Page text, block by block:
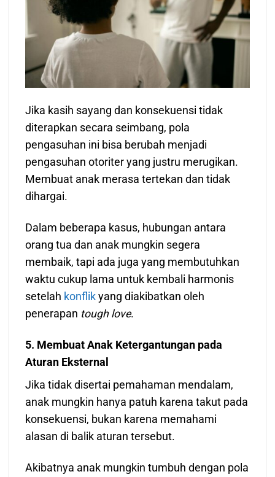
Jika kasih sayang dan konsekuensi tidak
diterapkan secara seimbang, pola
pengasuhan ini bisa berubah menjadi
pengasuhan otoriter yang justru merugikan.
Membuat anak merasa tertekan dan tidak
dihargai.
Dalam beberapa kasus, hubungan antara
orang tua dan anak mungkin segera
membaik, tapi ada juga yang membutuhkan
waktu cukup lama untuk kembali harmonis
setelah konflik yang diakibatkan oleh
penerapan tough love.
5. Membuat Anak Ketergantungan pada
Aturan Eksternal
Jika tidak disertai pemahaman mendalam,
anak mungkin hanya patuh karena takut pada
konsekuensi, bukan karena memahami
alasan di balik aturan tersebut.
Akibatnya anak mungkin tumbuh dengan pola